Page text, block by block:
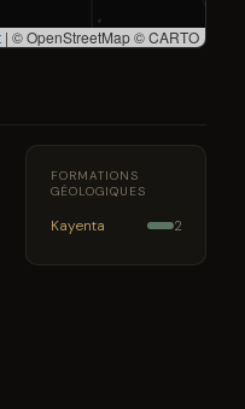
| © OpenStreetMap © CARTO
FORMATIONS
GÉOLOGIQUES
Kayenta 2